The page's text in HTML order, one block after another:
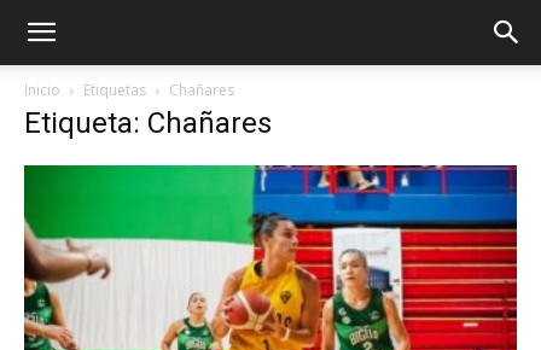
Inicio Etiquetas Chañares
Etiqueta: Chañares